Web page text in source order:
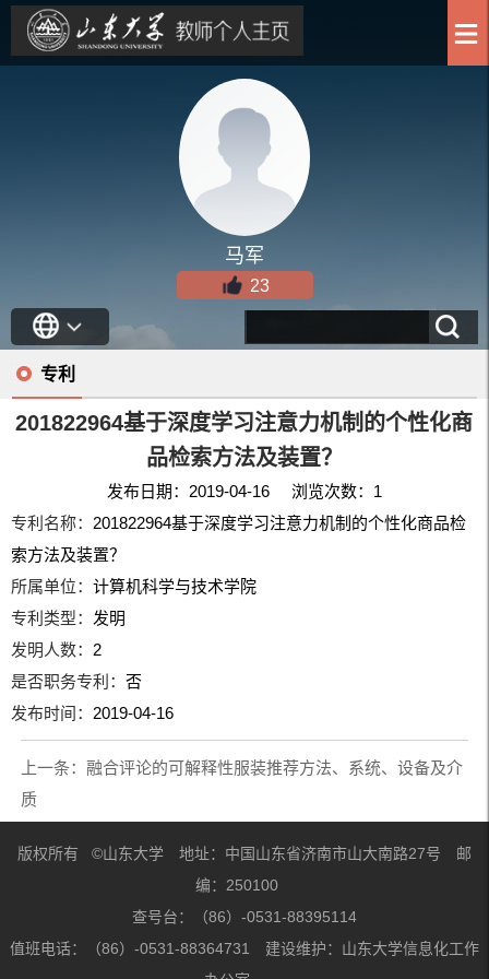
马军
23
专利
201822964基于深度学习注意力机制的个性化商
品检索方法及装置？
发布日期：2019-04-16 浏览次数： 1
专利名称： 201822964基于深度学习注意力机制的个性化商品检
索方法及装置？
所属单位：计算机科学与技术学院
专利类型： 发明
发明人数： 2
是否职务专利：否
发布时间： 2019-04-16
上一条： 融合评论的可解释性服装推荐方法、系统、设备及介
质
版权所有 ©山东大学 地址：中国山东省济南市山大南路27号 邮
编：250100
查号台：（86）-0531-88395114
值班电话：（86）-0531-88364731 建设维护：山东大学信息化工作